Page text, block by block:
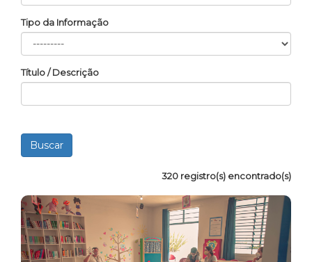
Tipo da Informação
Título / Descrição
320 registro(s) encontrado(s)